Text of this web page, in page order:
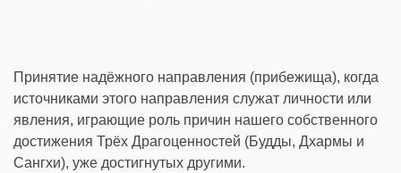
Принятие надёжного направления (прибежища), когда
источниками этого направления служат личности или
явления, играющие роль причин нашего собственного
достижения Трёх Драгоценностей (Будды, Дхармы и
Сангхи), уже достигнутых другими.